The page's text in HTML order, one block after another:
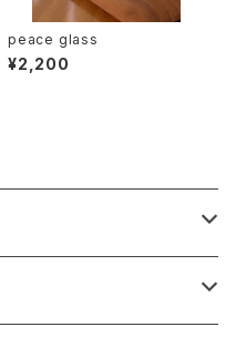
peace glass
¥2,200